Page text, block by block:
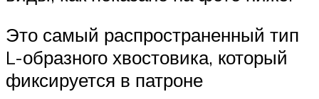
Это самый распространенный тип
L-образного хвостовика, который
фиксируется в патроне